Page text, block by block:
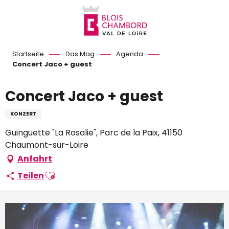
Startseite Das Mag
Agenda
Concert Jaco + guest
Concert Jaco + guest
KONZERT
Guinguette "La Rosalie", Parc de la Paix, 41150
Chaumont-sur-Loire
Anfahrt
TeilenAjouter aux favoris